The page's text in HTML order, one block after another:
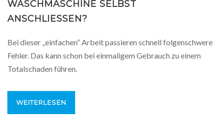
WASCHMASCHINE SELBST
ANSCHLIESSEN?
Bei dieser „einfachen“ Arbeit passieren schnell folgenschwere
Fehler. Das kann schon bei einmaligem Gebrauch zu einem
Totalschaden führen.
WEITERLESEN